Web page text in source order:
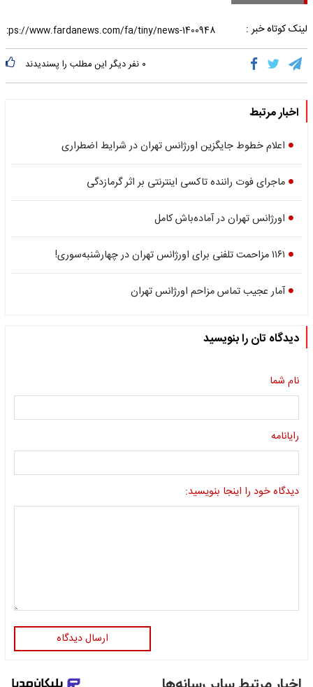
لینک کوتاه خبر :
۰ نفر دیگر این مطلب را پسندیدند
اخبار مرتبط
اعلام خطوط جایگزین اورژانس تهران در شرایط اضطراری
ماجرای فوت راننده تاکسی اینترنتی بر اثر گرمازدگی
اورژانس تهران در آماده‌باش کامل
۱۱۶۱ مزاحمت تلفنی برای اورژانس تهران در چهارشنبه‌سوری!
آمار عجیب تماس مزاحم اورژانس تهران
دیدگاه تان را بنویسید
نام شما
رایانامه
دیدگاه خود را اینجا بنویسید:
ارسال دیدگاه